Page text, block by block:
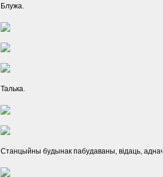
Блужа.
Талька.
Станцыйны будынак пабудаваны, відаць,